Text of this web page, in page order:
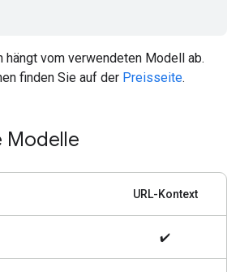
hängt vom verwendeten Modell ab.
finden Sie auf der Preisseite.
Modelle
URL-Kontext
✔️